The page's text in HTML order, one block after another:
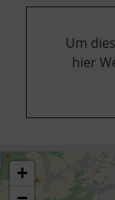
Um
hier
+